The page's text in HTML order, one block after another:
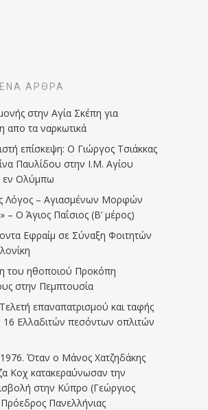
ΆΡΘΡΑ
στην Αγία Σκέπη για
απο τα ναρκωτικά
επίσκεψη: Ο Γιώργος Τσιάκκας
Παυλίδου στην Ι.Μ. Αγίου
εν Ολύμπω
Λόγος – Αγιασμένων Μορφών
– Ο Άγιος Παΐσιος (Β’ μέρος)
Εφραίμ σε Σύναξη Φοιτητών
του ηθοποιού Προκόπη
στην Πεμπτουσία
επαναπατρισμού και ταφής
Ελλαδιτών πεσόντων οπλιτών
Όταν ο Μάνος Χατζηδάκης
Κοχ κατακεραύνωσαν την
στην Κύπρο (Γεώργιος
Πρόεδρος Πανελλήνιας